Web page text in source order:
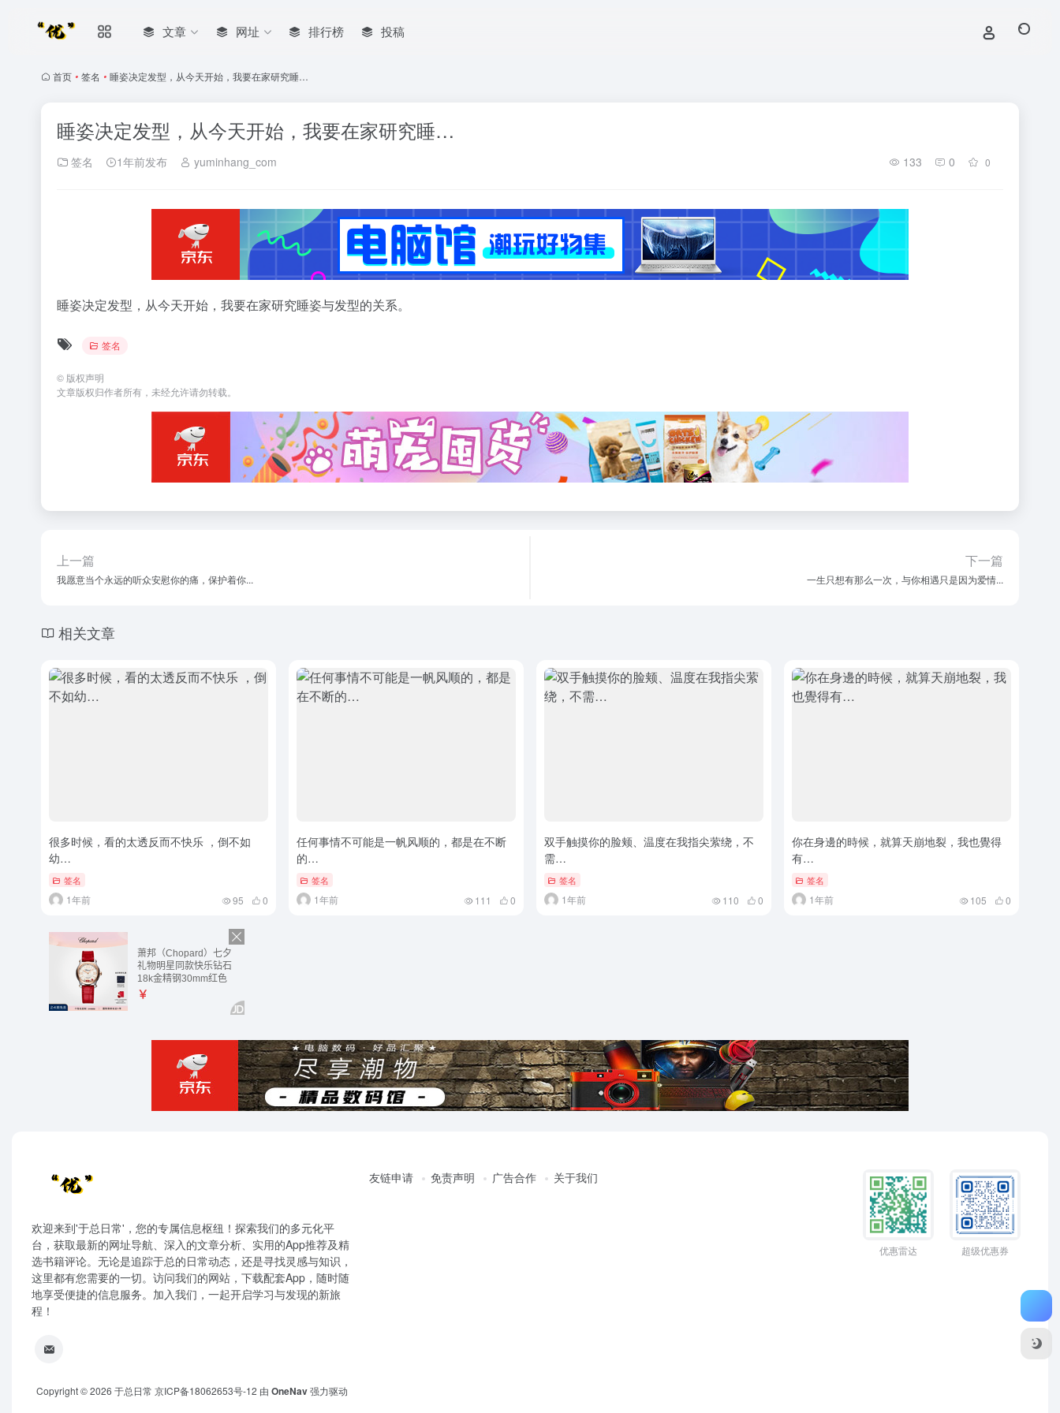
文章 网址 排行榜 投稿
首页 • 签名 • 睡姿决定发型，从今天开始，我要在家研究睡…
睡姿决定发型，从今天开始，我要在家研究睡…
签名 1年前发布 yuminhang_com 133 0 0
睡姿决定发型，从今天开始，我要在家研究睡姿与发型的关系。
签名
© 版权声明
文章版权归作者所有，未经允许请勿转载。
上一篇
我愿意当个永远的听众安慰你的痛，保护着你...
下一篇
一生只想有那么一次，与你相遇只是因为爱情...
相关文章
很多时候，看的太透反而不快乐 ，倒不如
幼…
签名
1年前 95 0
任何事情不可能是一帆风顺的，都是在不断
的…
签名
1年前 111 0
双手触摸你的脸颊、温度在我指尖萦绕，不
需…
签名
1年前 110 0
你在身邊的時候，就算天崩地裂，我也覺得
有…
签名
1年前 105 0
欢迎来到'于总日常'，您的专属信息枢纽！探索我们的多元化平
台，获取最新的网址导航、深入的文章分析、实用的App推荐及精
选书籍评论。无论是追踪于总的日常动态，还是寻找灵感与知识，
这里都有您需要的一切。访问我们的网站，下载配套App，随时随
地享受便捷的信息服务。加入我们，一起开启学习与发现的新旅
程！
友链申请 免责声明 广告合作 关于我们
优惠雷达 超级优惠券
Copyright © 2026 于总日常 京ICP备18062653号-12 由 OneNav强力驱动